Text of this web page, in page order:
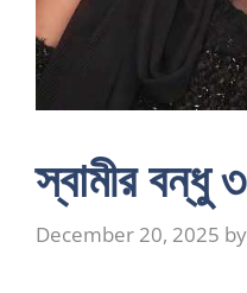
স্বামীর বন্ধু
December 20, 2025 by